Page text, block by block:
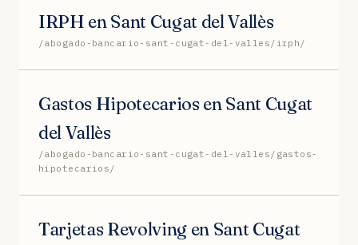
IRPH en Sant Cugat del Vallès
/abogado-bancario-sant-cugat-del-valles/irph/
Gastos Hipotecarios en Sant Cugat
del Vallès
/abogado-bancario-sant-cugat-del-valles/gastos-
hipotecarios/
Tarjetas Revolving en Sant Cugat